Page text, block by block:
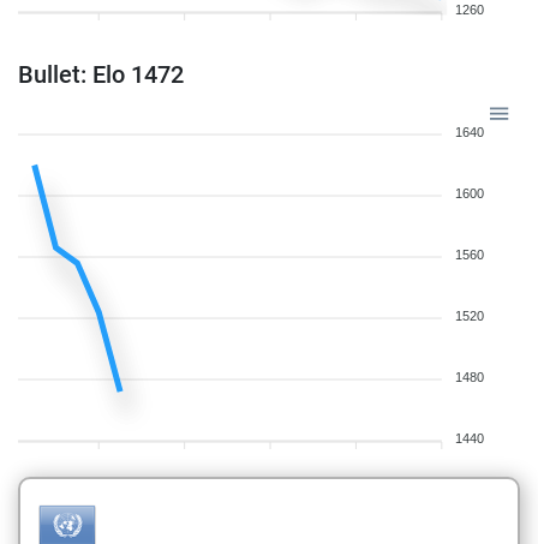
1260
Bullet: Elo 1472
1640
1600
1560
1520
1480
1440